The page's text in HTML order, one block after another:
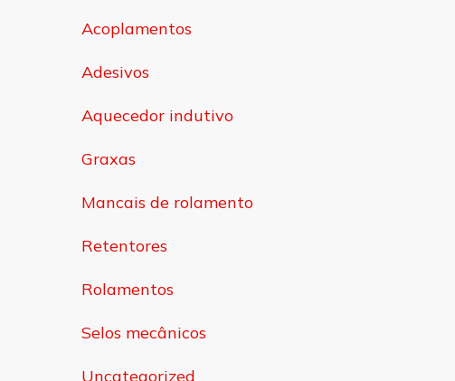
Acoplamentos
Adesivos
Aquecedor indutivo
Graxas
Mancais de rolamento
Retentores
Rolamentos
Selos mecânicos
Uncategorized